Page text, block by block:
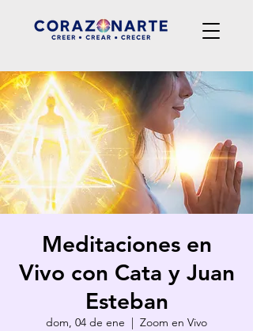
Meditaciones en
Vivo con Cata y Juan
Esteban
dom, 04 de ene
  |
Zoom en Vivo